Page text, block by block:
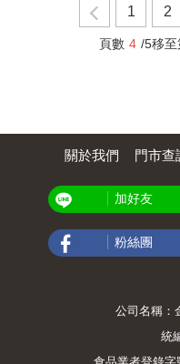
愛的
1 2
頁數 4 /5移至
關於我們 門市查
加好友
粉絲團
公司名稱：
統